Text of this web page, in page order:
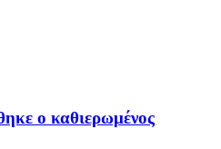
ο καθιερωμένος